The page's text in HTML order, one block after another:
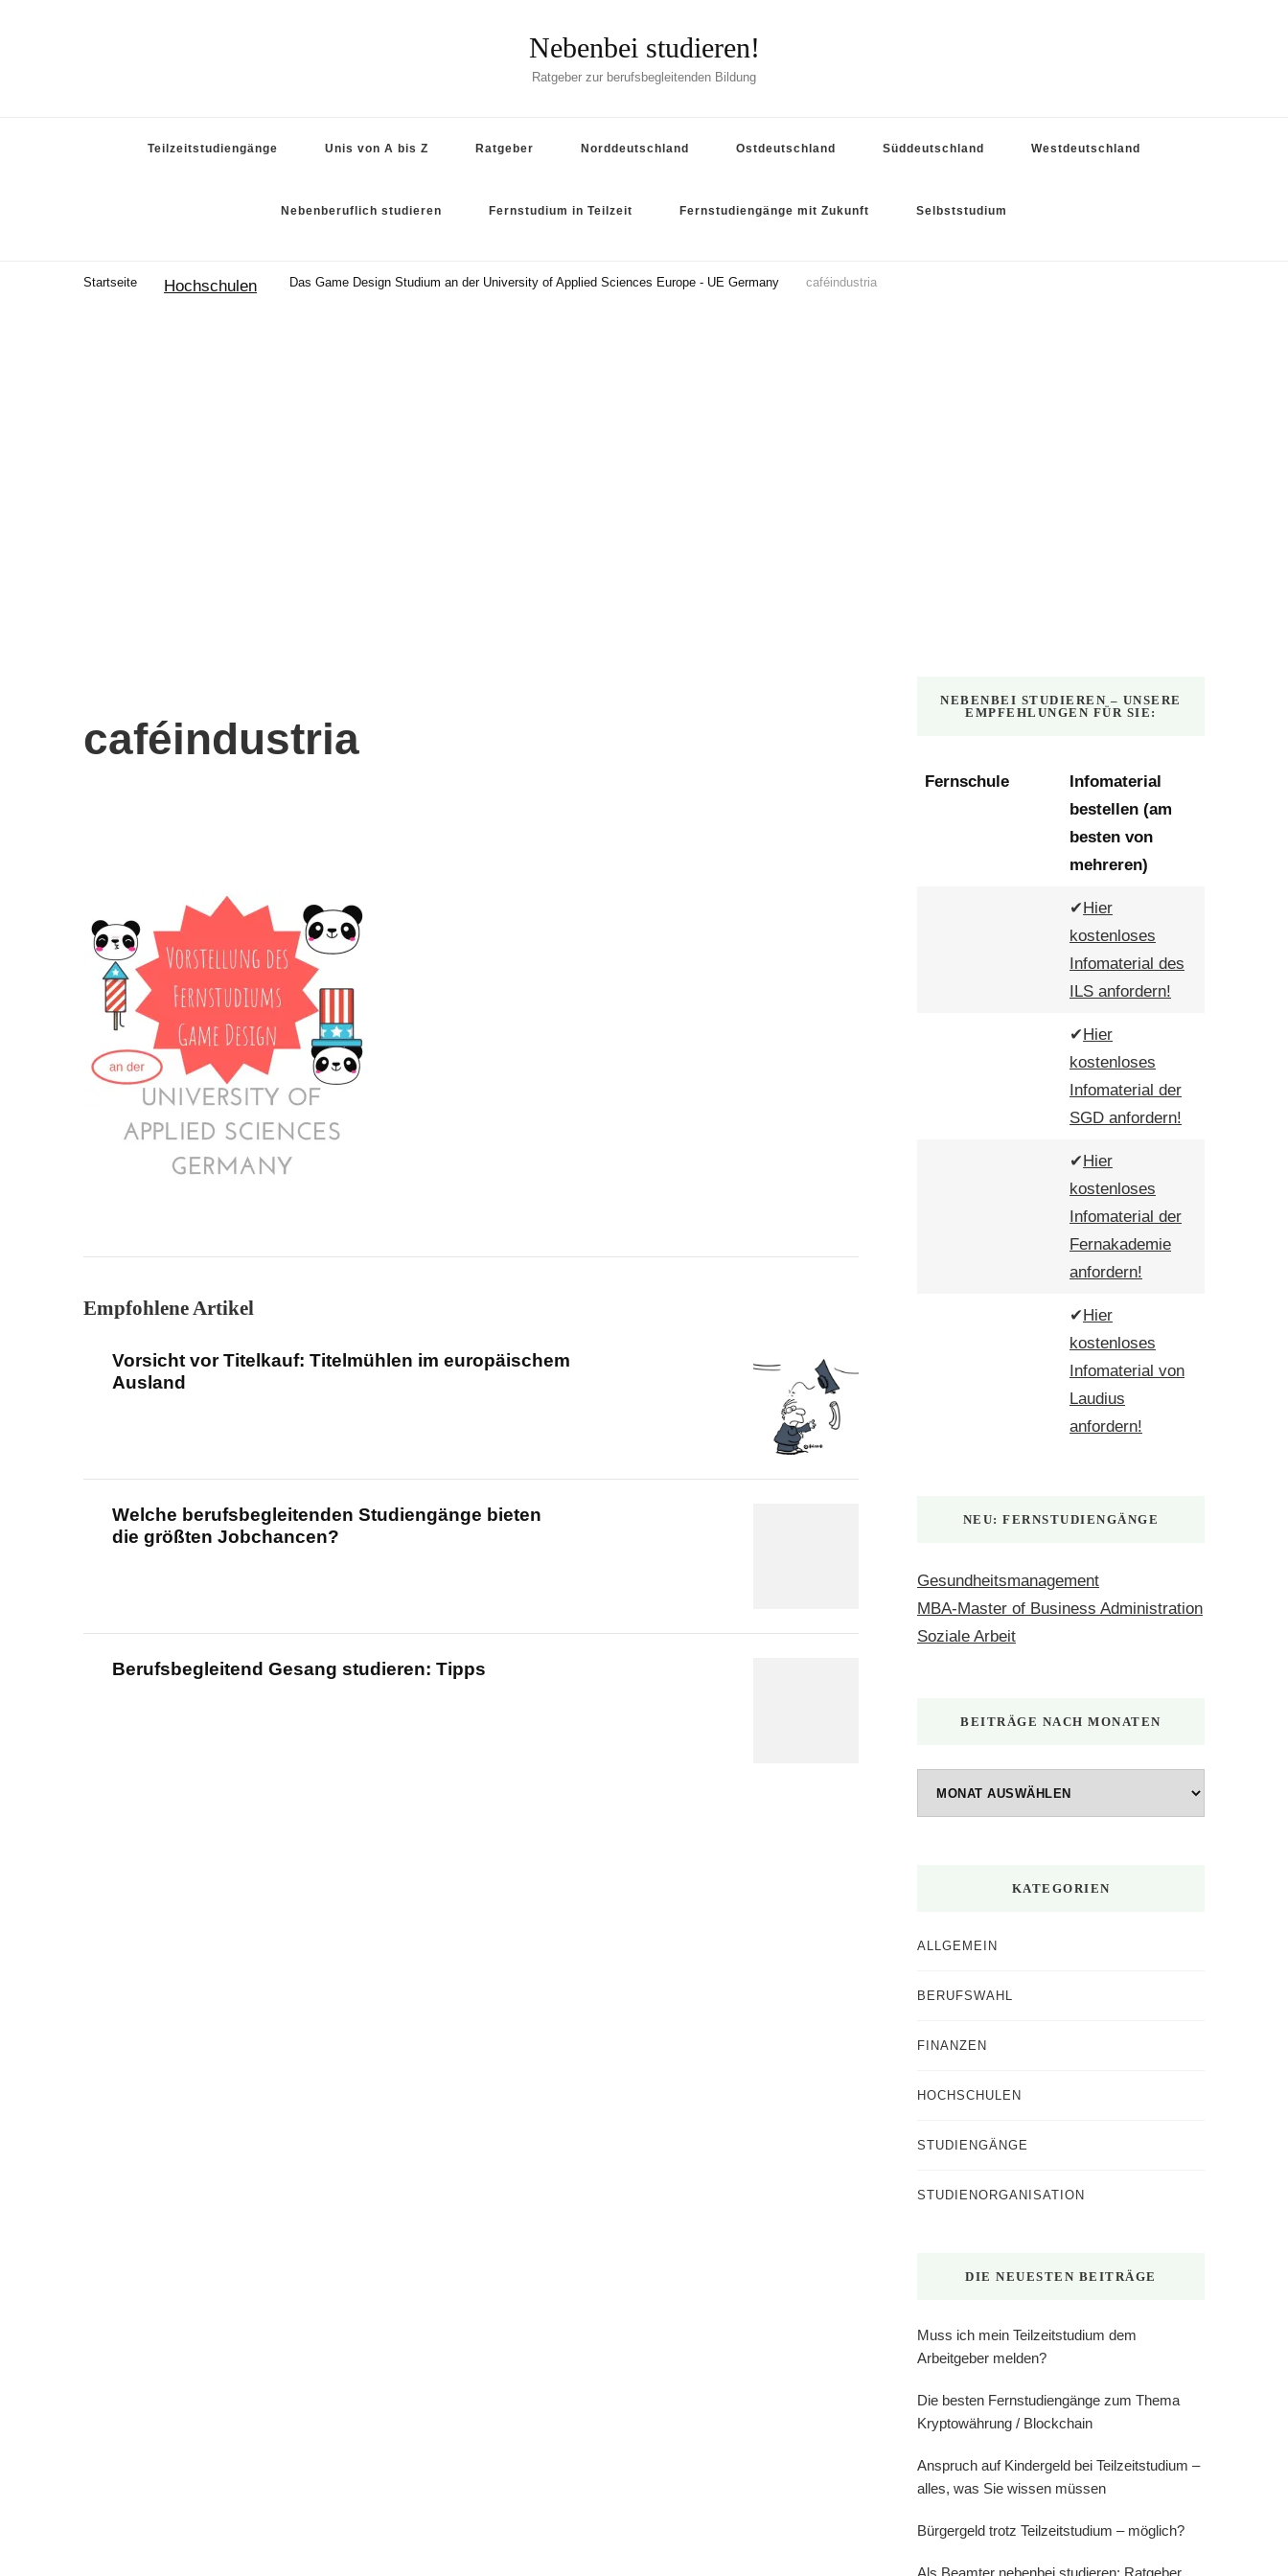
Nebenbei studieren!
Ratgeber zur berufsbegleitenden Bildung
Teilzeitstudiengänge Unis von A bis Z Ratgeber Norddeutschland Ostdeutschland Süddeutschland Westdeutschland
Nebenberuflich studieren Fernstudium in Teilzeit Fernstudiengänge mit Zukunft Selbststudium
Startseite Hochschulen Das Game Design Studium an der University of Applied Sciences Europe - UE Germany caféindustria
caféindustria
Empfohlene Artikel
Vorsicht vor Titelkauf: Titelmühlen im europäischem
Ausland
Welche berufsbegleitenden Studiengänge bieten
die größten Jobchancen?
Berufsbegleitend Gesang studieren: Tipps
NEBENBEI STUDIEREN – UNSERE
EMPFEHLUNGEN FÜR SIE:
Fernschule
Infomaterial
bestellen (am
besten von
mehreren)
✔Hier
kostenloses
Infomaterial des
ILS anfordern!
✔Hier
kostenloses
Infomaterial der
SGD anfordern!
✔Hier
kostenloses
Infomaterial der
Fernakademie
anfordern!
✔Hier
kostenloses
Infomaterial von
Laudius
anfordern!
NEU: FERNSTUDIENGÄNGE
Gesundheitsmanagement
MBA-Master of Business Administration
Soziale Arbeit
BEITRÄGE NACH MONATEN
KATEGORIEN
ALLGEMEIN
BERUFSWAHL
FINANZEN
HOCHSCHULEN
STUDIENGÄNGE
STUDIENORGANISATION
DIE NEUESTEN BEITRÄGE
Muss ich mein Teilzeitstudium dem
Arbeitgeber melden?
Die besten Fernstudiengänge zum Thema
Kryptowährung / Blockchain
Anspruch auf Kindergeld bei Teilzeitstudium –
alles, was Sie wissen müssen
Bürgergeld trotz Teilzeitstudium – möglich?
Als Beamter nebenbei studieren: Ratgeber